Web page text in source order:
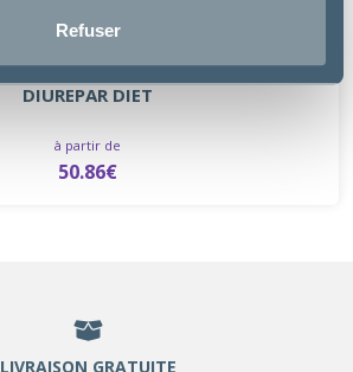
Refuser
DIUREPAR DIET
à partir de
50.86€
LIVRAISON GRATUITE